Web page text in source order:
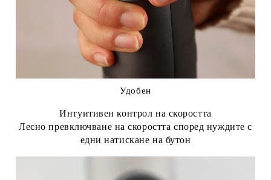
Удобен
Интуитивен контрол на скоростта
Лесно превключване на скоростта според нуждите с
едни натискане на бутон